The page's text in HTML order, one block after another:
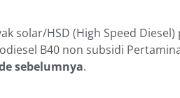
solar/HSD (High Speed
B40 non subsidi
sebelumnya.